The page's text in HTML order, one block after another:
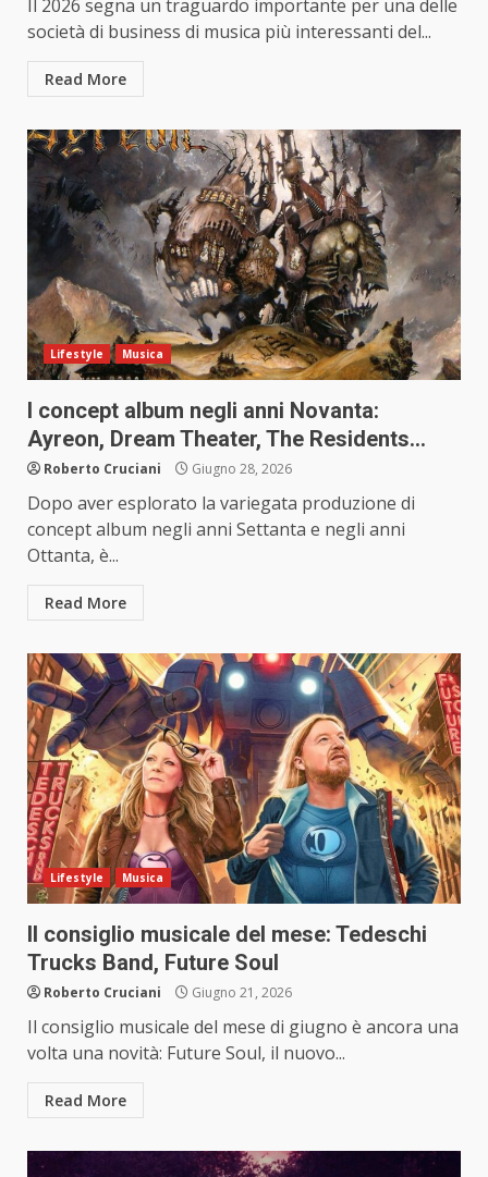
Il 2026 segna un traguardo importante per una delle
società di business di musica più interessanti del...
Read More
Lifestyle Musica
I concept album negli anni Novanta:
Ayreon, Dream Theater, The Residents…
Roberto Cruciani Giugno 28, 2026
Dopo aver esplorato la variegata produzione di
concept album negli anni Settanta e negli anni
Ottanta, è...
Read More
Lifestyle Musica
Il consiglio musicale del mese: Tedeschi
Trucks Band, Future Soul
Roberto Cruciani Giugno 21, 2026
Il consiglio musicale del mese di giugno è ancora una
volta una novità: Future Soul, il nuovo...
Read More